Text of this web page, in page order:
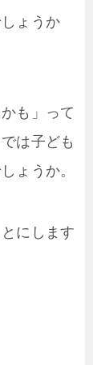
ょうか
も」って
は子ども
ょうか。
にします